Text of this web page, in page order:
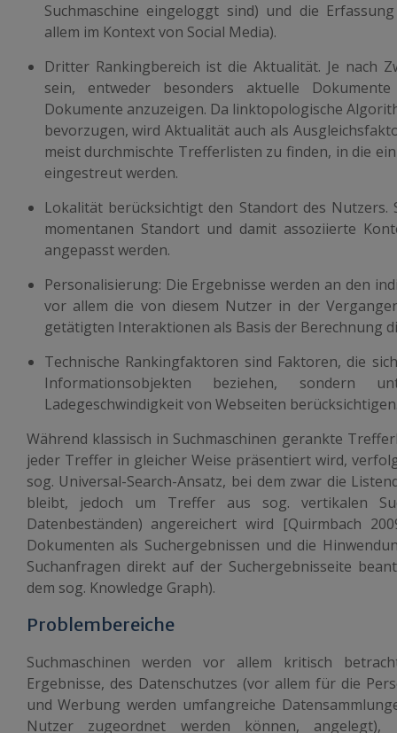
Suchmaschine eingeloggt sind) und die
allem im Kontext von Social Media).
Dritter Rankingbereich ist dieAktualität. Je nach
sein, entweder besonders aktuelle
Dokumente anzuzeigen. Da linktopologische
bevorzugen, wird Aktualität auch als
meist durchmischte Trefferlisten zu finden, in die
eingestreut werden.
Lokalitätberücksichtigt den Standort des Nutzers.
momentanen Standort und damit assoziierte
angepasst werden.
Personalisierung: Die Ergebnisse werden an den
vor allem die von diesem Nutzer in der
getätigten Interaktionen als Basis der Berechnung
Technische Rankingfaktoren sind Faktoren, die
Informationsobjekten beziehen, sondern
Ladegeschwindigkeit von Webseiten
Während klassisch in Suchmaschinen gerankte
jeder Treffer in gleicher Weise präsentiert wird,
sog. Universal-Search-Ansatz, bei dem zwar die
bleibt, jedoch um Treffer aus sog. vertikalen
Datenbeständen) angereichert wird [Quirmbach
Dokumenten als Suchergebnissen und die
Suchanfragen direkt auf der Suchergebnisseite
dem sog. Knowledge Graph).
Problembereiche
Suchmaschinen werden vor allem kritisch
Ergebnisse, des Datenschutzes (vor allem für die
und Werbung werden umfangreiche
Nutzer zugeordnet werden können, angelegt),